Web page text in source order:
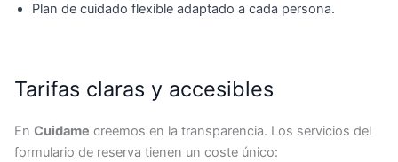
Plan de cuidado flexible adaptado a cada persona.
Tarifas claras y accesibles
En Cuidame creemos en la transparencia. Los servicios del
formulario de reserva tienen un coste único: